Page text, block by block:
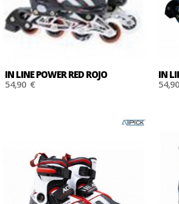
IN LINE POWER RED ROJO
54,90 €
IN
ZAPATILLAS
RUNNING NIKE